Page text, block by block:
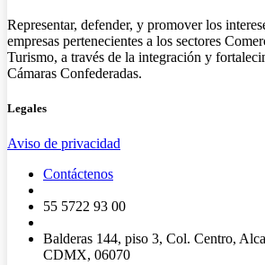
Representar, defender, y promover los
empresas pertenecientes a los sectores
Turismo, a través de la integración y
Cámaras Confederadas.
Legales
Aviso de privacidad
Contáctenos
55 5722 93 00
Balderas 144, piso 3, Col. Centro,
CDMX, 06070